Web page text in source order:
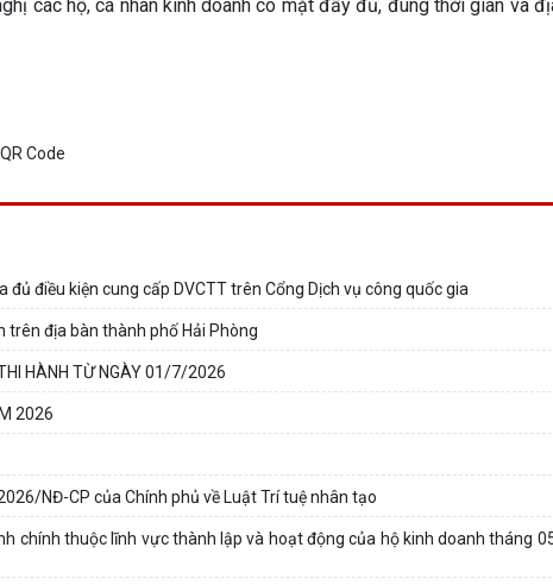
các hộ, cá nhân kinh doanh có mặt đầy đủ, đúng thời gian và
điều kiện cung cấp DVCTT trên Cổng Dịch vụ công quốc gia
trên địa bàn thành phố Hải Phòng
HÀNH TỪ NGÀY 01/7/2026
2026
NĐ-CP của Chính phủ về Luật Trí tuệ nhân tạo
chính thuộc lĩnh vực thành lập và hoạt động của hộ kinh doanh tháng